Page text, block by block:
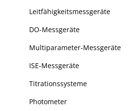
Leitfähigkeitsmessgeräte
DO-Messgeräte
Multiparameter-Messgeräte
ISE-Messgeräte
Titrationssysteme
Photometer